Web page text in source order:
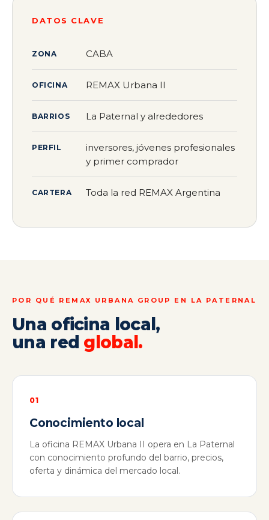
DATOS CLAVE
ZONA CABA
OFICINA REMAX Urbana II
BARRIOS La Paternal y alrededores
PERFIL
inversores, jóvenes profesionales
y primer comprador
CARTERA Toda la red REMAX Argentina
POR QUÉ REMAX URBANA GROUP EN LA PATERNAL
Una oficina local,
una red global.
01
Conocimiento local
La oficina REMAX Urbana II opera en La Paternal
con conocimiento profundo del barrio, precios,
oferta y dinámica del mercado local.